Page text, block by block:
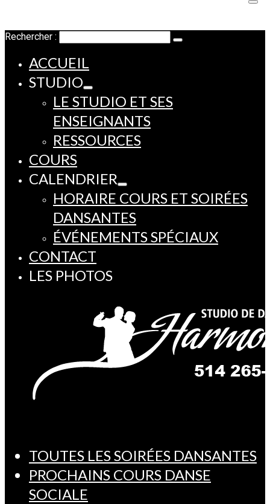
Rechercher :
ACCUEIL
STUDIO
LE STUDIO ET SES
ENSEIGNANTS
RESSOURCES
COURS
CALENDRIER
HORAIRE COURS ET SOIRÉES
DANSANTES
ÉVÉNEMENTS SPÉCIAUX
CONTACT
LES PHOTOS
TOUTES LES SOIRÉES DANSANTES
PROCHAINS COURS DANSE
SOCIALE